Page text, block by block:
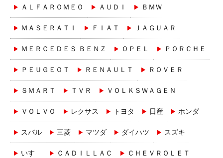
ＡＬＦＡＲＯＭＥＯ ＡＵＤＩ ＢＭＷ
ＭＡＳＥＲＡＴＩ ＦＩＡＴ ＪＡＧＵＡＲ
ＭＥＲＣＥＤＥＳ ＢＥＮＺ ＯＰＥＬ ＰＯＲＣＨＥ
ＰＥＵＧＥＯＴ ＲＥＮＡＵＬＴ ＲＯＶＥＲ
ＳＭＡＲＴ ＴＶＲ ＶＯＬＫＳＷＡＧＥＮ
ＶＯＬＶＯ レクサス トヨタ 日産 ホンダ
スバル 三菱 マツダ ダイハツ スズキ
いすゞ ＣＡＤＩＬＬＡＣ ＣＨＥＶＲＯＬＥＴ